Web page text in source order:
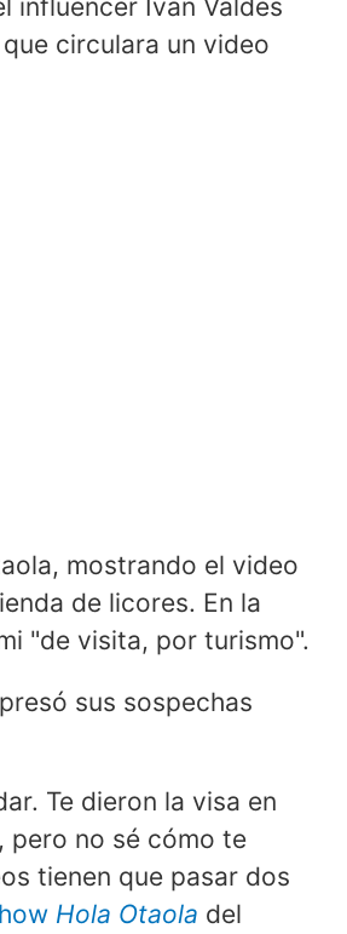
influencer Iván Valdés
circulara un video
mostrando el video
de licores. En la
"de visita, por turismo".
sus sospechas
Te dieron la visa en
pero no sé cómo te
tienen que pasar dos
Hola Otaola del